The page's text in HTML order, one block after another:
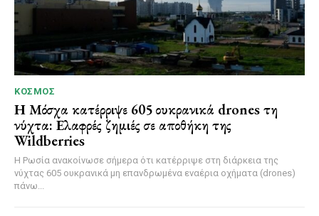
ΚΌΣΜΟΣ
Η Μόσχα κατέρριψε 605 ουκρανικά drones τη
νύχτα: Ελαφρές ζημιές σε αποθήκη της
Wildberries
Η Ρωσία ανακοίνωσε σήμερα ότι κατέρριψε στη διάρκεια της
νύχτας 605 ουκρανικά μη επανδρωμένα εναέρια οχήματα (drones)
πάνω...